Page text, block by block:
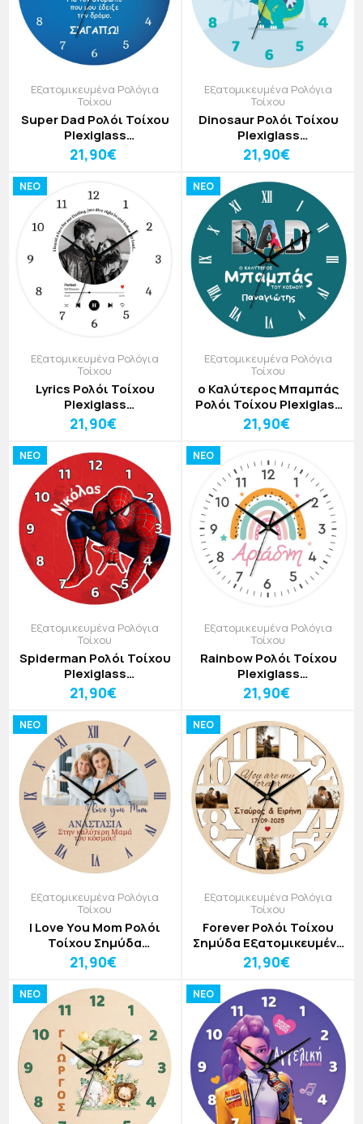
Εξατομικευμένα Ρολόγια
Τοίχου
Super Dad Ρολόι Τοίχου
Plexiglass
Εξατομικευμένο 30cm
21,90€
Εξατομικευμένα Ρολόγια
Τοίχου
Dinosaur Ρολόι Τοίχου
Plexiglass
Εξατομικευμένο 30cm
21,90€
NEO
Εξατομικευμένα Ρολόγια
Τοίχου
Lyrics Ρολόι Τοίχου
Plexiglass
Εξατομικευμένο 30cm
21,90€
NEO
Εξατομικευμένα Ρολόγια
Τοίχου
ο Καλύτερος Μπαμπάς
Ρολόι Τοίχου Plexiglass
Εξατομικευμένο 30cm
21,90€
NEO
Εξατομικευμένα Ρολόγια
Τοίχου
Spiderman Ρολόι Τοίχου
Plexiglass
Εξατομικευμένο 30cm
21,90€
NEO
Εξατομικευμένα Ρολόγια
Τοίχου
Rainbow Ρολόι Τοίχου
Plexiglass
Εξατομικευμένο 30cm
21,90€
NEO
Εξατομικευμένα Ρολόγια
Τοίχου
I Love You Mom Ρολόι
Τοίχου Σημύδα
Εξατομικευμένο 30cm
21,90€
NEO
Εξατομικευμένα Ρολόγια
Τοίχου
Forever Ρολόι Τοίχου
Σημύδα Εξατομικευμένο
30cm
21,90€
NEO NEO